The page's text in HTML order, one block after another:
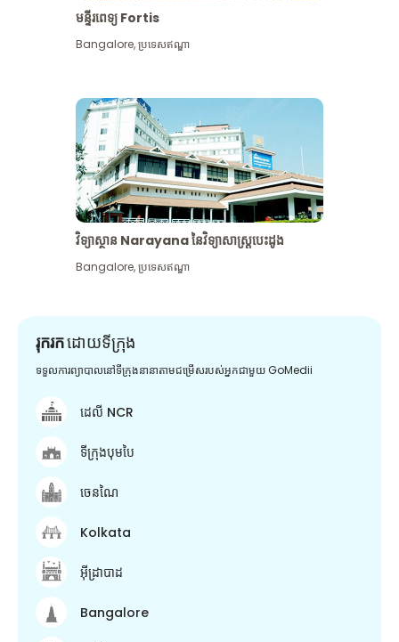
មន្ទីរពេទ្យ Fortis
Bangalore,ប្រទេសឥណ្ឌា
វិទ្យាស្ថាន Narayana នៃវិទ្យាសាស្រ្តបេះដូង
Bangalore,ប្រទេសឥណ្ឌា
រុករកដោយទីក្រុង
ទទួលការព្យាបាលនៅទីក្រុងនានាតាមជម្រើសរបស់អ្នកជាមួយ GoMedii
ដេលី NCR
ទីក្រុងបុមបៃ
ចេនណៃ
Kolkata
អ៊ីដ្រាបាដ
Bangalore